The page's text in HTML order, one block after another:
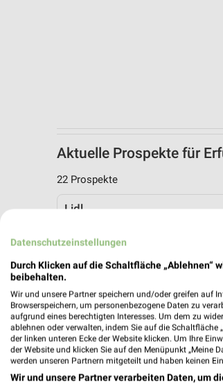
Aktuelle Prospekte für
22 Prospekte
Lidl
Datenschutzeinstellungen
Durch Klicken auf die Schaltfläche
beibehalten.
Wir und unsere Partner speichern und/oder greifen auf
Browserspeichern, um personenbezogene Daten zu
aufgrund eines berechtigten Interesses. Um dem zu
ablehnen oder verwalten, indem Sie auf die
der linken unteren Ecke der Website klicken. Um Ihre
der Website und klicken Sie auf den Menüpunkt „Meine
werden unseren Partnern mitgeteilt und haben keinen
Wir und unsere Partner verarbeiten Daten, um